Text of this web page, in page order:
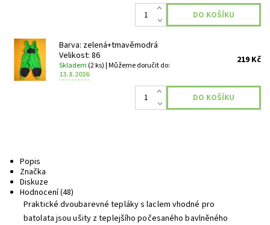
Barva: zelená+tmavěmodrá
Velikost: 86
Skladem (2 ks)| Můžeme doručit do:
13.8.2026
219 Kč
Popis
Značka
Diskuze
Hodnocení (48)
Praktické dvoubarevné tepláky s laclem vhodné pro
batolata jsou ušity z teplejšího počesaného bavlněného